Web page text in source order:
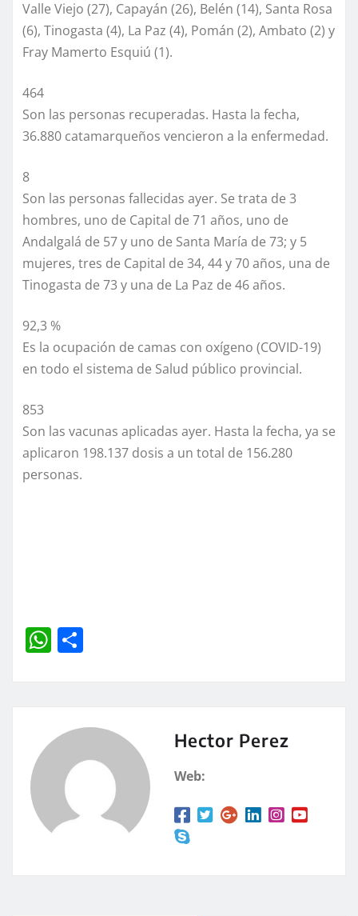
Valle Viejo (27), Capayán (26), Belén (14), Santa Rosa
(6), Tinogasta (4), La Paz (4), Pomán (2), Ambato (2) y
Fray Mamerto Esquiú (1).
464
Son las personas recuperadas. Hasta la fecha,
36.880 catamarqueños vencieron a la enfermedad.
8
Son las personas fallecidas ayer. Se trata de 3
hombres, uno de Capital de 71 años, uno de
Andalgalá de 57 y uno de Santa María de 73; y 5
mujeres, tres de Capital de 34, 44 y 70 años, una de
Tinogasta de 73 y una de La Paz de 46 años.
92,3 %
Es la ocupación de camas con oxígeno (COVID-19)
en todo el sistema de Salud público provincial.
853
Son las vacunas aplicadas ayer. Hasta la fecha, ya se
aplicaron 198.137 dosis a un total de 156.280
personas.
W
A
p
rt
Hector Perez
Web: